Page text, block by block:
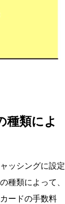
種類によ
ッシングに設定
種類によって、
ードの手数料